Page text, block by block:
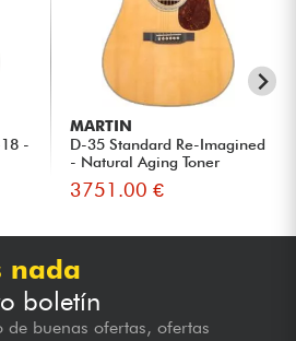
-
MARTIN
D-35 Standard Re-Imagined
- Natural Aging Toner
3751.00 €
nada
boletín
buenas ofertas, ofertas